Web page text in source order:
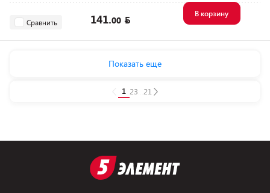
Сравнить 141.00
В корзину
Показать еще
1 23 21